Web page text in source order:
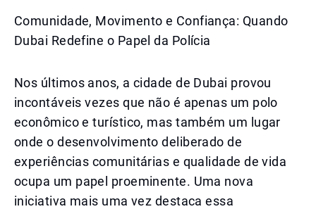
Comunidade, Movimento e Confiança: Quando
Dubai Redefine o Papel da Polícia
Nos últimos anos, a cidade de Dubai provou
incontáveis vezes que não é apenas um polo
econômico e turístico, mas também um lugar
onde o desenvolvimento deliberado de
experiências comunitárias e qualidade de vida
ocupa um papel proeminente. Uma nova
iniciativa mais uma vez destaca essa